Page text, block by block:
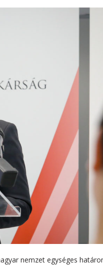
nemzet egységes